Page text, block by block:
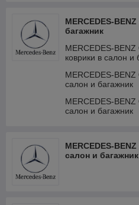
MERCEDES-
багажник
MERCEDES-
коврики в салон и
MERCEDES-
салон и багажник
MERCEDES-
салон и багажник
MERCEDES-
салон и багажник